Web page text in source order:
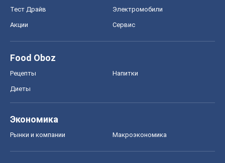
Тест Драйв Электромобили
Акции Сервис
Food Oboz
Рецепты Напитки
Диеты
Экономика
Рынки и компании Mакроэкономика